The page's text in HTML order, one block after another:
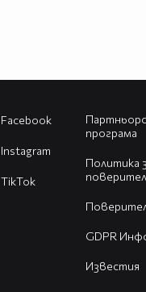
програма
Политика
GDPR
Известия
Facebook
Instagram
TikTok